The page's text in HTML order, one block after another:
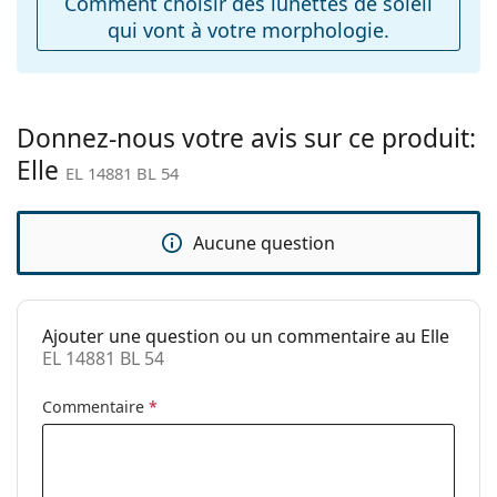
Accessoires
Étui:
Oui
Tissu de
Oui
Autres
Sexe:
Catégorie:
Lunettes de soleil
Elle
Code:
EL 14881 BL 54
qui vont à votre morphologie.
Donnez-nous votre avis sur ce produit:
Elle EL 14881 BL 54
Aucune question
Ajouter une question ou un commentaire au Elle
EL 14881 BL 54
Commentaire *